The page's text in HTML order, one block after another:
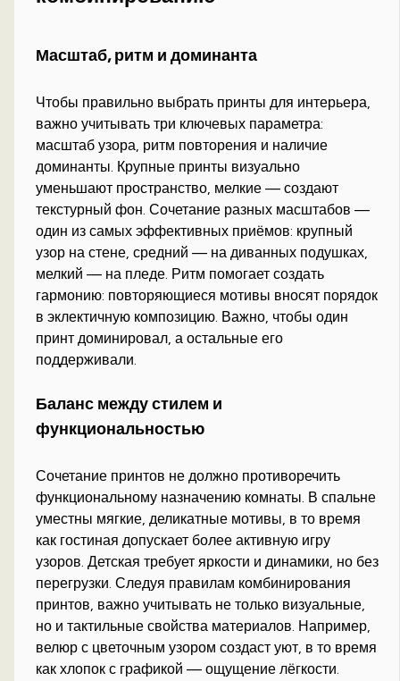
Масштаб, ритм и доминанта
Чтобы правильно выбрать принты для интерьера,
важно учитывать три ключевых параметра:
масштаб узора, ритм повторения и наличие
доминанты. Крупные принты визуально
уменьшают пространство, мелкие — создают
текстурный фон. Сочетание разных масштабов —
один из самых эффективных приёмов: крупный
узор на стене, средний — на диванных подушках,
мелкий — на пледе. Ритм помогает создать
гармонию: повторяющиеся мотивы вносят порядок
в эклектичную композицию. Важно, чтобы один
принт доминировал, а остальные его
поддерживали.
Баланс между стилем и
функциональностью
Сочетание принтов не должно противоречить
функциональному назначению комнаты. В спальне
уместны мягкие, деликатные мотивы, в то время
как гостиная допускает более активную игру
узоров. Детская требует яркости и динамики, но без
перегрузки. Следуя правилам комбинирования
принтов, важно учитывать не только визуальные,
но и тактильные свойства материалов. Например,
велюр с цветочным узором создаст уют, в то время
как хлопок с графикой — ощущение лёгкости.